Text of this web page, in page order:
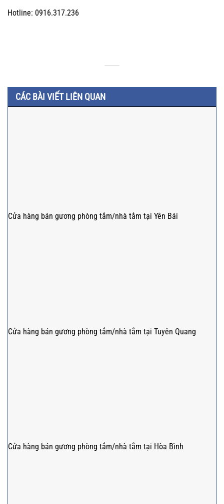
Hotline: 0916.317.236
CÁC BÀI VIẾT LIÊN QUAN
Cửa hàng bán gương phòng tắm/nhà tắm tại Yên Bái
Cửa hàng bán gương phòng tắm/nhà tắm tại Tuyên Quang
Cửa hàng bán gương phòng tắm/nhà tắm tại Hòa Bình